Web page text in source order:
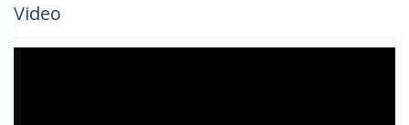
Video